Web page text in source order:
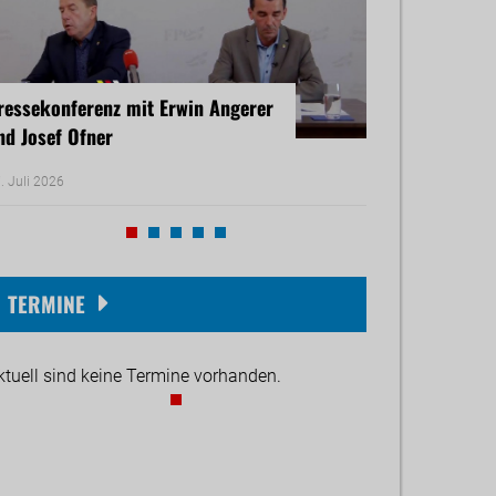
mit Erwin Angerer
Josef Ofner
Juli 2026
Michael Reiner
TERMINE
sind keine Termine vorhanden.